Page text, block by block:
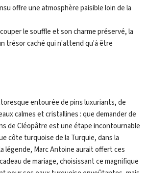
offre une atmosphère paisible loin de la
le souffle et son charme préservé, la
trésor caché qui n'attend qu'à être
entourée de pins luxuriants, de
calmes et cristallines : que demander de
de Cléopâtre est une étape incontournable
côte turquoise de la Turquie, dans la
légende, Marc Antoine aurait offert ces
de mariage, choisissant ce magnifique